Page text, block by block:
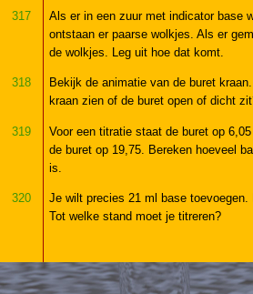
317
Als er in een zuur met indicator base
ontstaan er paarse wolkjes. Als er
de wolkjes. Leg uit hoe dat komt.
318
Bekijk de animatie van de buret
kraan zien of de buret open of dicht
319
Voor een titratie staat de buret op
de buret op 19,75. Bereken hoeveel
is.
320
Je wilt precies 21 ml base toevoegen.
Tot welke stand moet je titreren?